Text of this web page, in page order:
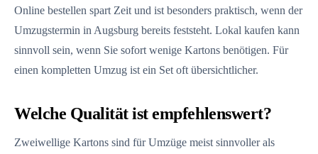
Online bestellen spart Zeit und ist besonders praktisch, wenn der
Umzugstermin in Augsburg bereits feststeht. Lokal kaufen kann
sinnvoll sein, wenn Sie sofort wenige Kartons benötigen. Für
einen kompletten Umzug ist ein Set oft übersichtlicher.
Welche Qualität ist empfehlenswert?
Zweiwellige Kartons sind für Umzüge meist sinnvoller als